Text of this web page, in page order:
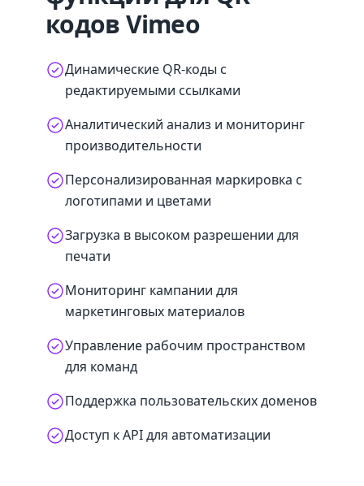
кодов Vimeo
Динамические QR-коды с
редактируемыми ссылками
Аналитический анализ и мониторинг
производительности
Персонализированная маркировка с
логотипами и цветами
Загрузка в высоком разрешении для
печати
Мониторинг кампании для
маркетинговых материалов
Управление рабочим пространством
для команд
Поддержка пользовательских доменов
Доступ к API для автоматизации